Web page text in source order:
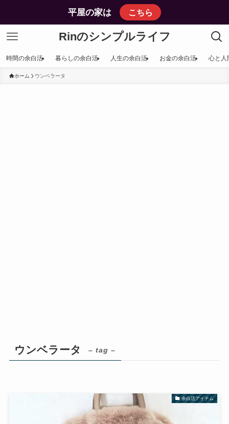
平屋の家は こちら
Rinのシンプルライフ
時間の余白活 暮らしの余白活 人生の余白活 お金の余白活 心と人
ホーム ウンベラータ
ウンベラータ – tag –
余白活アイテム